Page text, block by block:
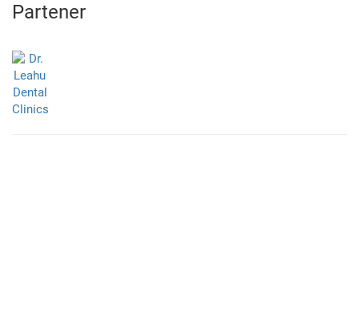
Partener